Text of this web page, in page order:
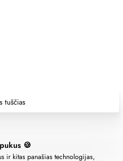
tuščias
🍪
ir kitas panašias technologijas,